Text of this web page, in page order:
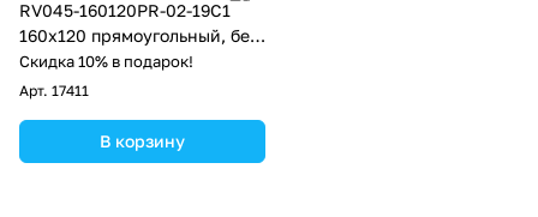
RV045-160120PR-02-19C1
160х120 прямоугольный, без
поддона, матовое стекло,
хром
Скидка 10% в подарок!
Арт. 17411
В корзину